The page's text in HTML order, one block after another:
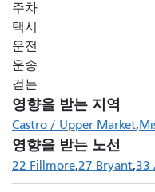
주차
택시
운전
운송
걷는
영향을 받는 지역
Castro / Upper Market
영향을 받는 노선
22 Fillmore 27 Bryant 33